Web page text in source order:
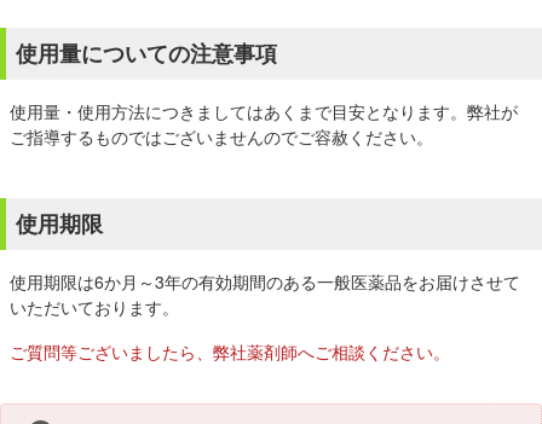
使用量についての注意事項
使用量・使用方法につきましてはあくまで目安となります。弊社が
ご指導するものではございませんのでご容赦ください。
使用期限
使用期限は6か月～3年の有効期間のある一般医薬品をお届けさせて
いただいております。
ご質問等ございましたら、弊社薬剤師へご相談ください。